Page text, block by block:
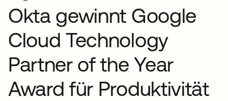
Okta gewinnt Google
Cloud Technology
Partner of the Year
Award für Produktivität